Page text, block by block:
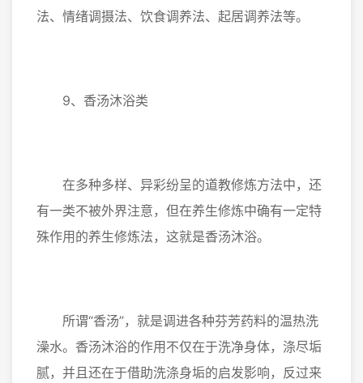
法、情绪调摄法、饮食调养法、起居调养法等。
9、香汤沐浴类
在多种多样、异彩纷呈的道教修炼方法中，还
有一类不被外界注意，但在养生修炼中确有一定特
殊作用的养生修炼法，这就是香汤沐浴。
所谓“香汤”，就是调进各种芬芳药料的温热洗
澡水。香汤沐浴的作用不仅在于洗净身体，涤尽垢
腻，并且还在于借助洗涤身垢的启发影响，反过来